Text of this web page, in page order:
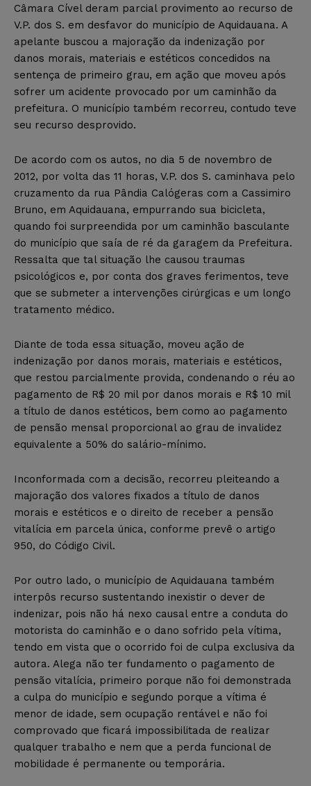
Câmara Cível deram parcial provimento ao recurso de
V.P. dos S. em desfavor do município de Aquidauana. A
apelante buscou a majoração da indenização por
danos morais, materiais e estéticos concedidos na
sentença de primeiro grau, em ação que moveu após
sofrer um acidente provocado por um caminhão da
prefeitura. O município também recorreu, contudo teve
seu recurso desprovido.
De acordo com os autos, no dia 5 de novembro de
2012, por volta das 11 horas, V.P. dos S. caminhava pelo
cruzamento da rua Pândia Calógeras com a Cassimiro
Bruno, em Aquidauana, empurrando sua bicicleta,
quando foi surpreendida por um caminhão basculante
do município que saía de ré da garagem da Prefeitura.
Ressalta que tal situação lhe causou traumas
psicológicos e, por conta dos graves ferimentos, teve
que se submeter a intervenções cirúrgicas e um longo
tratamento médico.
Diante de toda essa situação, moveu ação de
indenização por danos morais, materiais e estéticos,
que restou parcialmente provida, condenando o réu ao
pagamento de R$ 20 mil por danos morais e R$ 10 mil
a título de danos estéticos, bem como ao pagamento
de pensão mensal proporcional ao grau de invalidez
equivalente a 50% do salário-mínimo.
Inconformada com a decisão, recorreu pleiteando a
majoração dos valores fixados a título de danos
morais e estéticos e o direito de receber a pensão
vitalícia em parcela única, conforme prevê o artigo
950, do Código Civil.
Por outro lado, o município de Aquidauana também
interpôs recurso sustentando inexistir o dever de
indenizar, pois não há nexo causal entre a conduta do
motorista do caminhão e o dano sofrido pela vítima,
tendo em vista que o ocorrido foi de culpa exclusiva da
autora. Alega não ter fundamento o pagamento de
pensão vitalícia, primeiro porque não foi demonstrada
a culpa do município e segundo porque a vítima é
menor de idade, sem ocupação rentável e não foi
comprovado que ficará impossibilitada de realizar
qualquer trabalho e nem que a perda funcional de
mobilidade é permanente ou temporária.